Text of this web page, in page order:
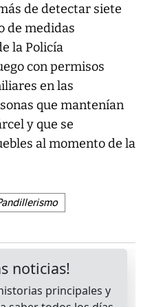
de detectar siete
de medidas
la Policía
con permisos
en las
que mantenían
y que se
al momento de la